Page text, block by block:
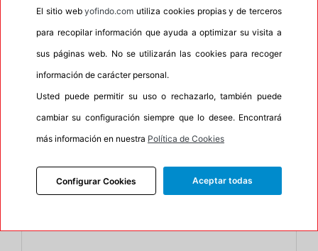
Oportunidad No
CARACTERÍSTICAS
El sitio webyofindo.com utiliza cookies propias y de terceros
para recopilar información que ayuda a optimizar su visita a
sus páginas web. No se utilizarán las cookies para recoger
información de carácter personal.
Usted puede permitir su uso o rechazarlo, también puede
cambiar su configuración siempre que lo desee. Encontrará
más información en nuestra Política de Cookies
Configurar Cookies Aceptar todas